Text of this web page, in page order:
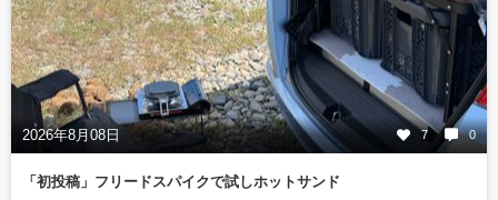
2026年8月08日 7 0
「初投稿」フリードスパイクで試しホットサンド